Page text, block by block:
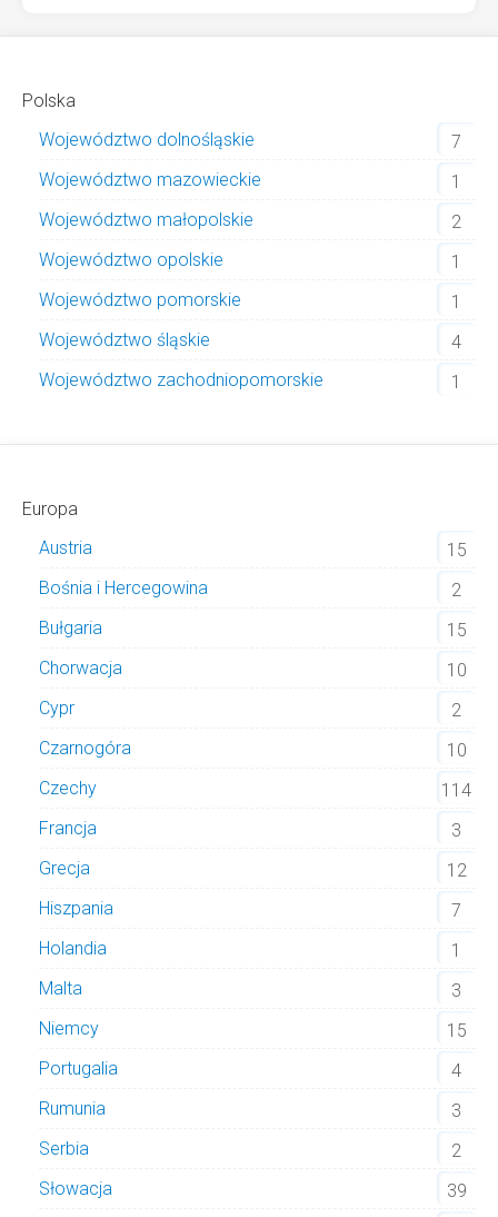
Polska
Województwo dolnośląskie
7
Województwo mazowieckie
1
Województwo małopolskie
2
Województwo opolskie
1
Województwo pomorskie
1
Województwo śląskie
4
Województwo zachodniopomorskie
1
Europa
Austria
15
Bośnia i Hercegowina
2
Bułgaria
15
Chorwacja
10
Cypr
2
Czarnogóra
10
Czechy
114
Francja
3
Grecja
12
Hiszpania
7
Holandia
1
Malta
3
Niemcy
15
Portugalia
4
Rumunia
3
Serbia
2
Słowacja
39